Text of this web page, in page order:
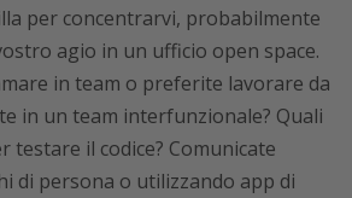
per concentrarvi, probabilmente
agio in un ufficio open space.
in team o preferite lavorare da
in un team interfunzionale? Quali
testare il codice? Comunicate
di persona o utilizzando app di